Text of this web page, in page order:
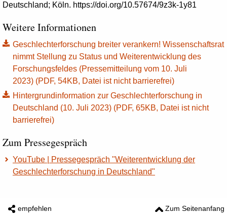
Deutschland; Köln. https://doi.org/10.57674/9z3k-1y81
Weitere Informationen
Geschlechterforschung breiter verankern! Wissenschaftsrat
nimmt Stellung zu Status und Weiterentwicklung des
Forschungsfeldes (Pressemitteilung vom 10. Juli
2023) (PDF, 54KB, Datei ist nicht barrierefrei)
Hintergrundinformation zur Geschlechterforschung in
Deutschland (10. Juli 2023) (PDF, 65KB, Datei ist nicht
barrierefrei)
Zum Pressegespräch
YouTube | Pressegespräch "Weiterentwicklung der
Geschlechterforschung in Deutschland"
empfehlen Zum Seitenanfang